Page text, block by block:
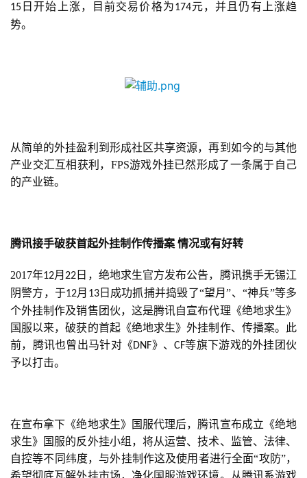
中
15 日开始上涨，目前交易价格为174元，并且仍有上涨趋
势。
从简单的外挂盈利到形成社区共享资源，再到如今的与其他
产业交汇互相获利，FPS游戏外挂已然形成了一条属于自己
的产业链。
腾讯接手破获首起外挂制作传播案 情况或有好转
2017年12月 22 日，绝地求生官方发布公告，腾讯携手无锡江
阴警方，于12月 13日成功抓捕并捣毁了“望月”、“神兵”等多
个外挂制作及销售团伙，这是腾讯自宣布代理《绝地求生》
国服以来，破获的首起《绝地求生》外挂制作、传播案。此
前，腾讯也曾出马针对《DNF》、CF等旗下游戏的外挂团伙
予以打击。
在宣布拿下《绝地求生》国服代理后，腾讯宣布成立《绝地
求生》国服的反外挂小组，将从运营、技术、监管、法律、
自控等不同纬度，与外挂制作这及使用者进行全面“攻防”，